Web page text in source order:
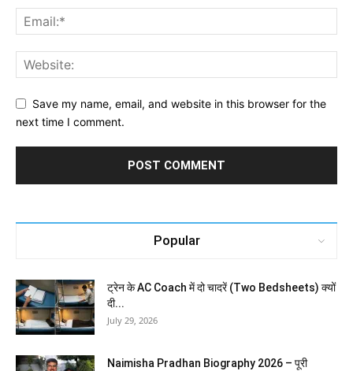
Save my name, email, and website in this browser for the
next time I comment.
Popular
ट्रेन के AC Coach में दो चादरें (Two Bedsheets) क्यों
दी...
July 29, 2026
Naimisha Pradhan Biography 2026 – पूरी